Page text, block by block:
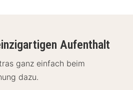
- 3 km
- 2.5 km
Aufenthalt
ganz einfach beim
dazu.